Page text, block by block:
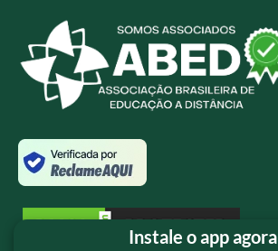
Instale o app agora